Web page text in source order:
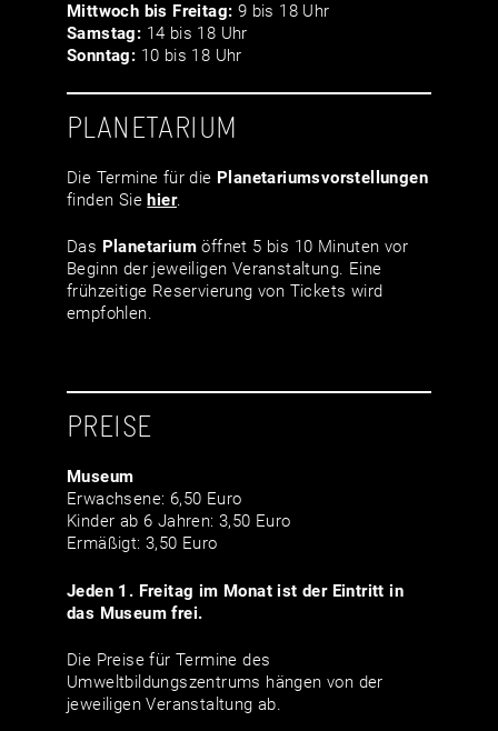
Mittwoch bis Freitag: 9 bis 18 Uhr
Samstag: 14 bis 18 Uhr
Sonntag: 10 bis 18 Uhr
PLANETARIUM
Die Termine für die Planetariumsvor­stellungen
finden Siehier.
Das Planetarium öffnet 5 bis 10 Minuten vor
Beginn der jeweiligen Veranstaltung. Eine
frühzeitige Reservierung von Tickets wird
empfohlen.
PREISE
Museum
Erwachsene: 6,50 Euro
Kinder ab 6 Jahren: 3,50 Euro
Ermäßigt: 3,50 Euro
Jeden 1. Freitag im Monat ist der Eintritt in
das Museum frei.
Die Preise für Termine des
Umweltbildungszentrums hängen von der
jeweiligen Veranstaltung ab.